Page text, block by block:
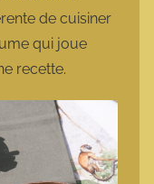
de cuisiner
qui joue
recette.